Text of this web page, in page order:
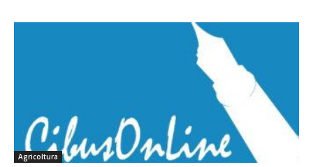
Agricoltura